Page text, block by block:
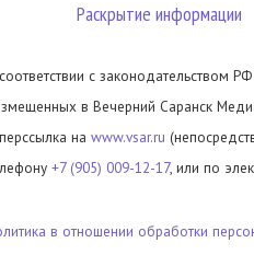
Раскрытие информации
с законодательством
в Вечерний Саранск
на www.vsar.ru
+7 (905) 009-12-17, или по
в отношении обработки